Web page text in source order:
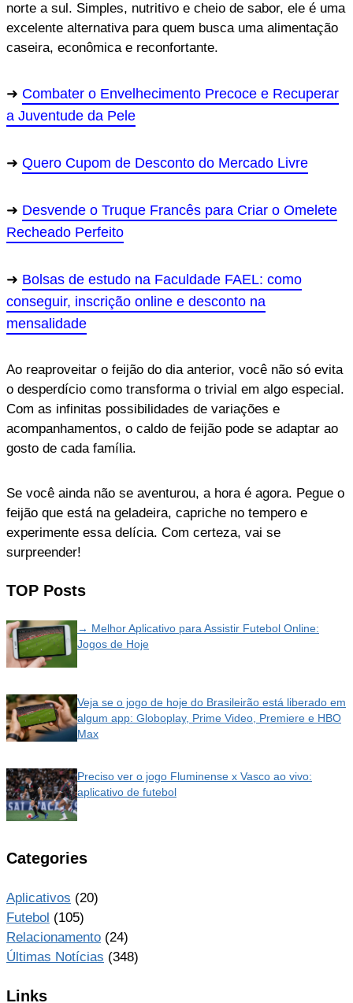
norte a sul. Simples, nutritivo e cheio de sabor, ele é uma
excelente alternativa para quem busca uma alimentação
caseira, econômica e reconfortante.
Combater o Envelhecimento Precoce e Recuperar
a Juventude da Pele
Quero Cupom de Desconto do Mercado Livre
Desvende o Truque Francês para Criar o Omelete
Recheado Perfeito
Bolsas de estudo na Faculdade FAEL: como
conseguir, inscrição online e desconto na
mensalidade
Ao reaproveitar o feijão do dia anterior, você não só evita
o desperdício como transforma o trivial em algo especial.
Com as infinitas possibilidades de variações e
acompanhamentos, o caldo de feijão pode se adaptar ao
gosto de cada família.
Se você ainda não se aventurou, a hora é agora. Pegue o
feijão que está na geladeira, capriche no tempero e
experimente essa delícia. Com certeza, vai se
surpreender!
TOP Posts
→ Melhor Aplicativo para Assistir Futebol Online:
Jogos de Hoje
Veja se o jogo de hoje do Brasileirão está liberado em
algum app: Globoplay, Prime Video, Premiere e HBO
Max
Preciso ver o jogo Fluminense x Vasco ao vivo:
aplicativo de futebol
Categories
Aplicativos (20)
Futebol (105)
Relacionamento (24)
Últimas Notícias (348)
Links